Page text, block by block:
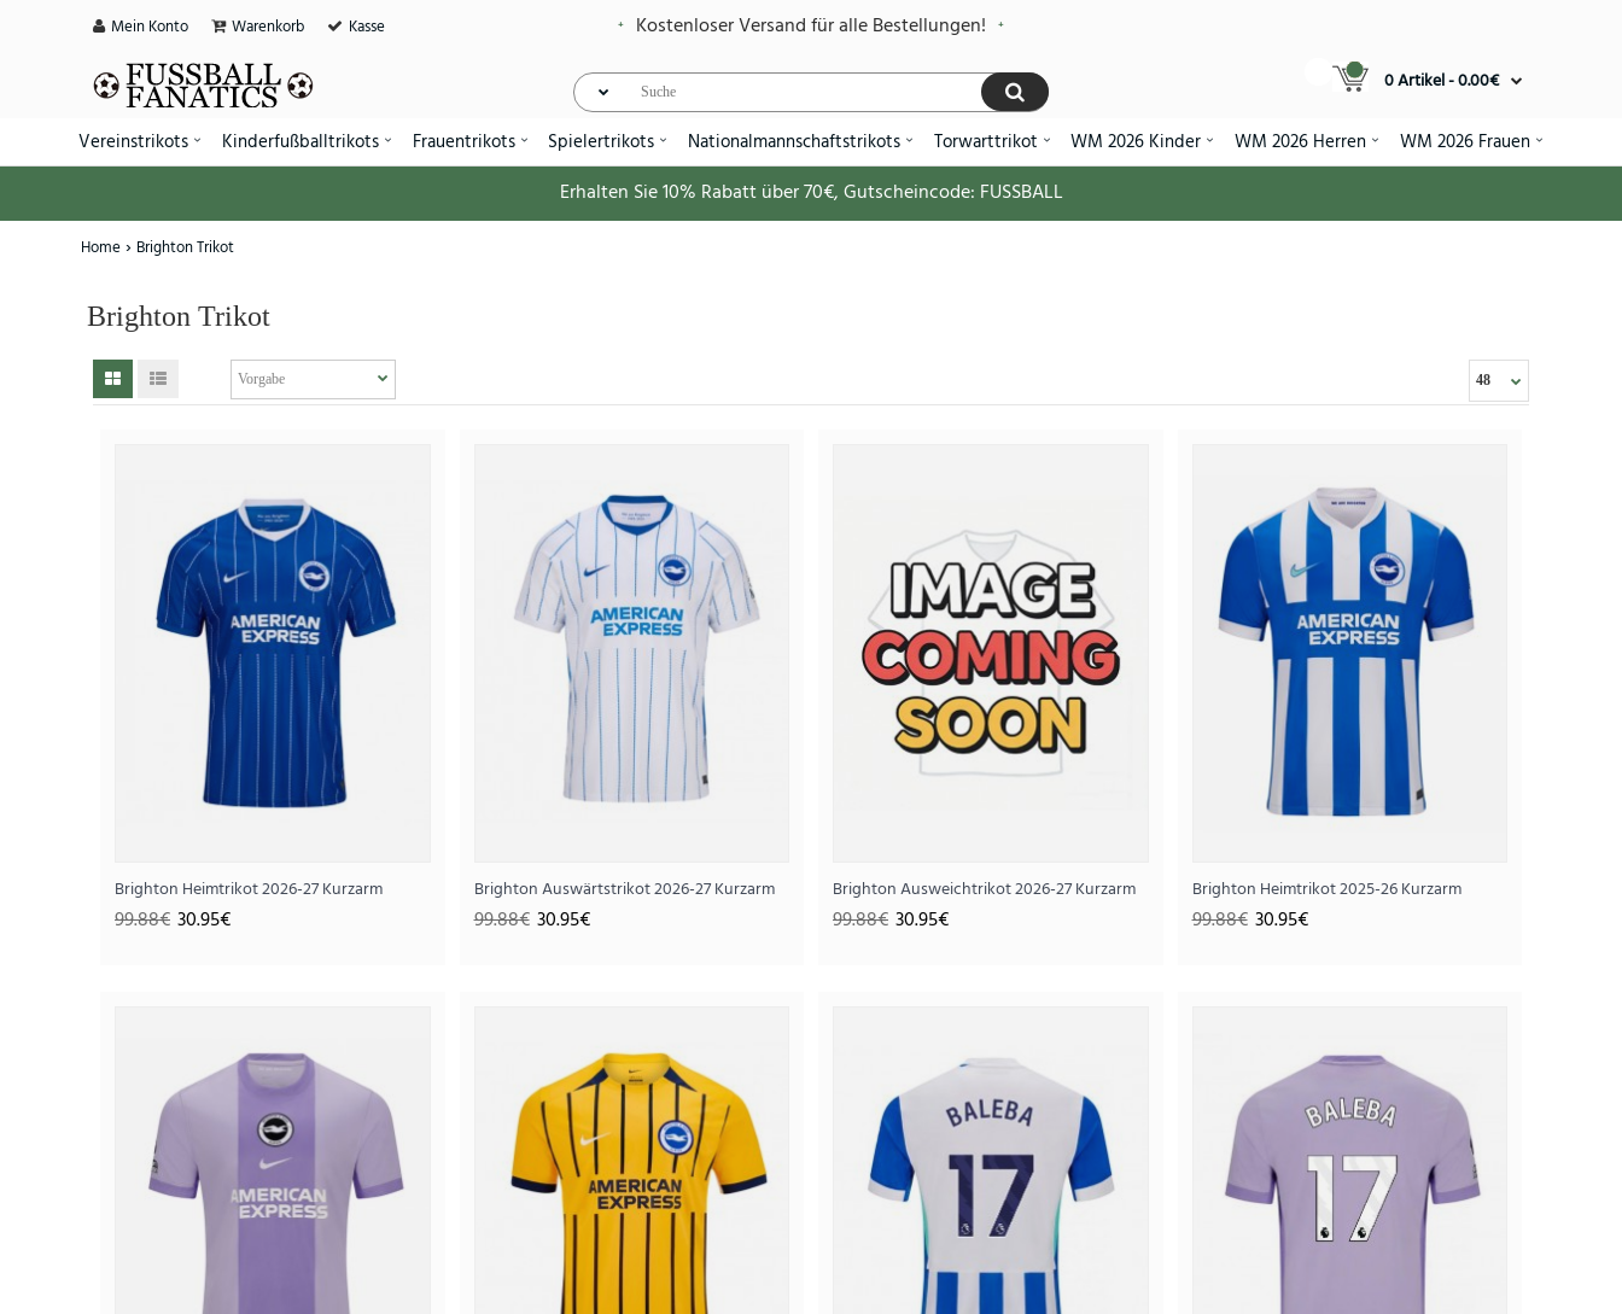
Mein Konto Warenkorb Kasse Kostenloser Versand für alle Bestellungen!
0 Artikel - 0.00€
Vereinstrikots Kinderfußballtrikots Frauentrikots Spielertrikots Nationalmannschaftstrikots Torwarttrikot WM 2026 Kinder WM 2026 Herren WM 2026 Frauen
Erhalten Sie10% Rabatt über70€, Gutscheincode: FUSSBALL
Home Brighton Trikot
Brighton Trikot
..
Brighton Heimtrikot 2026-27 Kurzarm
99.88€ 30.95€
Brighton Auswärtstrikot 2026-27 Kurzarm
99.88€ 30.95€
Brighton Ausweichtrikot 2026-27 Kurzarm
99.88€ 30.95€
Brighton Heimtrikot 2025-26 Kurzarm
99.88€ 30.95€